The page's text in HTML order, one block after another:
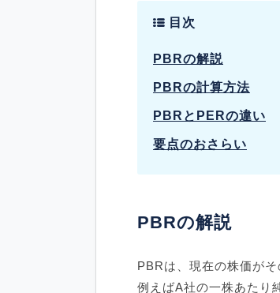
目次
PBRの解説
PBRの計算方法
PBRとPERの違い
要点のおさらい
PBRの解説
PBRは、現在の株価が
例えばA社の一株あたり